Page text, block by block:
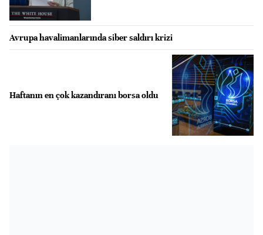
Avrupa havalimanlarında siber saldırı krizi
Haftanın en çok kazandıranı borsa oldu